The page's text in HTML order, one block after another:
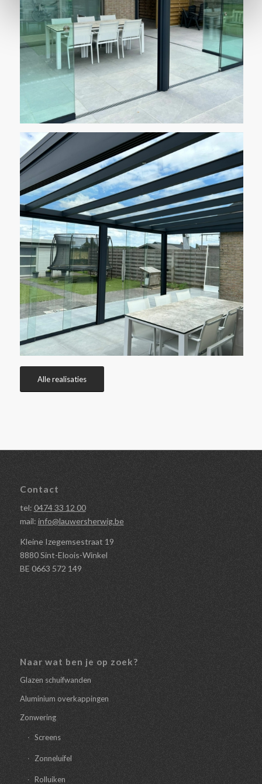
Alle realisaties
Contact
tel: 0474 33 12 00
mail: info@lauwersherwig.be
Kleine Izegemsestraat 19
8880 Sint-Eloois-Winkel
BE 0663 572 149
Naar wat ben je op zoek?
Glazen schuifwanden
Aluminium overkappingen
Zonwering
Screens
Zonneluifel
Rolluiken